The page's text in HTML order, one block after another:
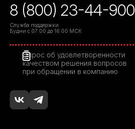
8 (800) 23-44-900
Служба поддержки
Будни с 07:00 до 16:00 МСК
Опрос об удовлетворенности
качеством решения вопросов
при обращении в компанию